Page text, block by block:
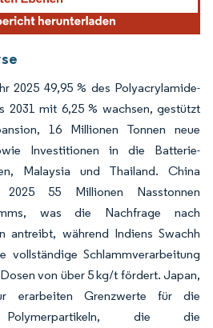
2025 49,95 % des Polyacrylamide-
2031 mit 6,25 % wachsen, gestützt
16 Millionen Tonnen neue
Investitionen in die Batterie-
Malaysia und Thailand. China
55 Millionen Nasstonnen
was die Nachfrage nach
antreibt, während Indiens Swachh
vollständige Schlammverarbeitung
von über 5 kg/t fördert. Japan,
erarbeiten Grenzwerte für die
die die